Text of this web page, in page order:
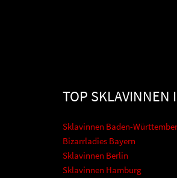
TOP SKLAVINNEN
Sklavinnen Baden-
Bizarrladies Bayern
Sklavinnen Berlin
Sklavinnen Hamburg